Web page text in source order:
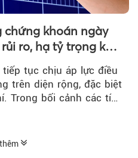
khoán ngày
ro, hạ tỷ trọng khi
tục chịu áp lực điều
trên diện rộng, đặc biệt
Trong bối cảnh các tín